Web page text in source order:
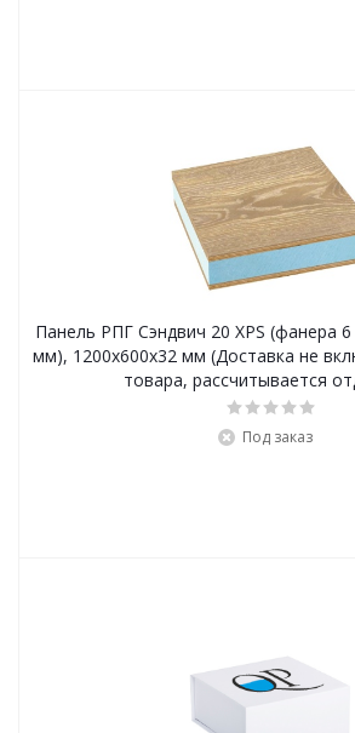
Панель РПГ Сэндвич 20 XPS (фанера
мм), 1200х600х32 мм (Доставка не
товара, рассчитывается
Под заказ